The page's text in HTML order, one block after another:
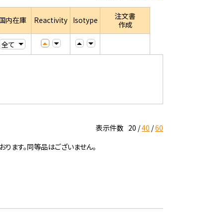
内在庫 Reactivity Isotype
注文書
作成
表示件数 20 40 60
ます。同等品はございません。